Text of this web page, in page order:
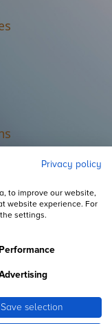
Privacy policy
to improve our website,
website experience. For
settings.
Performance
Save selection